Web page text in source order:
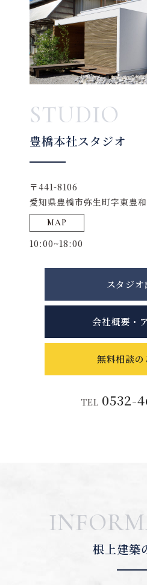
STUDIO
豊橋本社スタジオ
〒441-8106
愛知県豊橋市弥生町字東豊
MAP
10:00~18:00
スタジオ
会社概要・
無料相談の
TEL 0532-
根上建築